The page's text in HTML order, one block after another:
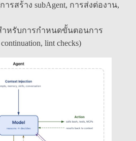
รสร้าง subAgent, การส่งต่องาน,
สำหรับการกำหนดขั้นตอนการ
lint checks)